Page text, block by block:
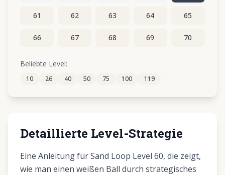
61 62 63 64 65
66 67 68 69 70
71
76 77 78 79
Beliebte Level:
10 26 40 50 75 100 119
Detaillierte Level-Strategie
Eine Anleitung für Sand Loop Level 60, die zeigt,
wie man einen weißen Ball durch strategisches